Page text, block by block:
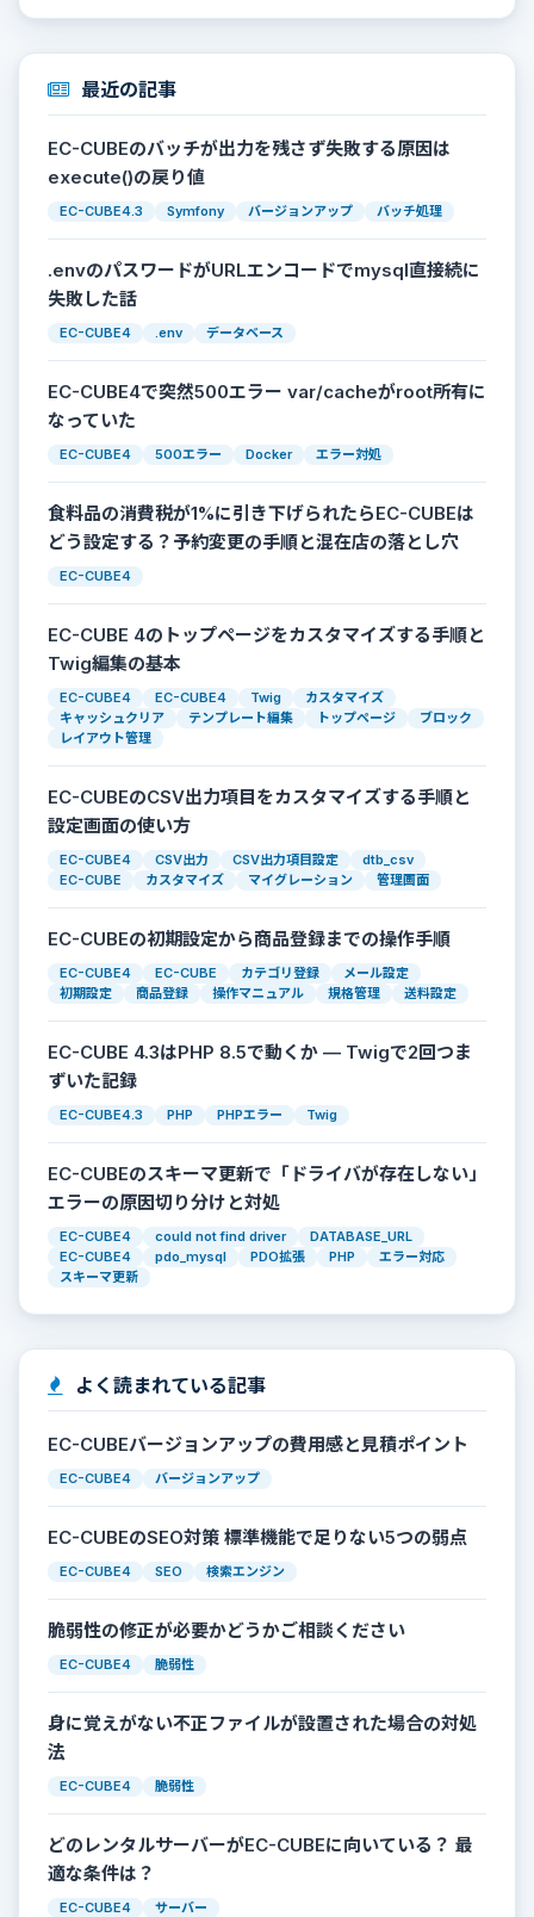
最近の記事
EC-CUBEのバッチが出力を残さず失敗する原因は
execute()の戻り値
EC-CUBE4.3 Symfony バージョンアップ バッチ処理
.envのパスワードがURLエンコードでmysql直接続に
失敗した話
EC-CUBE4 .env データベース
EC-CUBE4で突然500エラー var/cacheがroot所有に
なっていた
EC-CUBE4 500エラー Docker エラー対処
食料品の消費税が1%に引き下げられたらEC-CUBEは
どう設定する？予約変更の手順と混在店の落とし穴
EC-CUBE4
EC-CUBE 4のトップページをカスタマイズする手順と
Twig編集の基本
EC-CUBE4 EC-CUBE4 Twig
カスタマイズ
キャッシュクリア
テンプレート編集 トップページ
ブロック
レイアウト管理
EC-CUBEのCSV出力項目をカスタマイズする手順と
設定画面の使い方
EC-CUBE4 CSV出力 CSV出力項目設定
dtb_csv
EC-CUBE
カスタマイズ マイグレーション 管理画面
EC-CUBEの初期設定から商品登録までの操作手順
EC-CUBE4 EC-CUBE カテゴリ登録
メール設定
初期設定
商品登録 操作マニュアル 規格管理 送料設定
EC-CUBE 4.3はPHP 8.5で動くか — Twigで2回つま
ずいた記録
EC-CUBE4.3 PHP PHPエラー Twig
EC-CUBEのスキーマ更新で「ドライバが存在しない」
エラーの原因切り分けと対処
EC-CUBE4 could not find driver
DATABASE_URL
EC-CUBE4
pdo_mysql PDO拡張 PHP
エラー対応
スキーマ更新
よく読まれている記事
EC-CUBEバージョンアップの費用感と見積ポイント
EC-CUBE4 バージョンアップ
EC-CUBEのSEO対策 標準機能で足りない5つの弱点
EC-CUBE4 SEO 検索エンジン
脆弱性の修正が必要かどうかご相談ください
EC-CUBE4 脆弱性
身に覚えがない不正ファイルが設置された場合の対処
法
EC-CUBE4 脆弱性
どのレンタルサーバーがEC-CUBEに向いている？ 最
適な条件は？
EC-CUBE4 サーバー